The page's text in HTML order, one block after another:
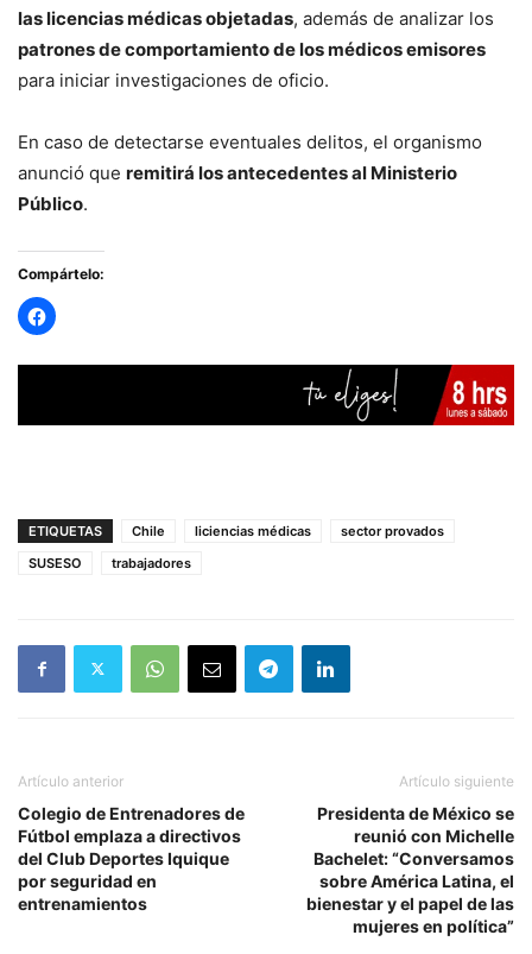
las licencias médicas objetadas, además de analizar los
patrones de comportamiento de los médicos emisores
para iniciar investigaciones de oficio.
En caso de detectarse eventuales delitos, el organismo
anunció que remitirá los antecedentes al Ministerio
Público.
Compártelo:
ETIQUETAS Chile liciencias médicas
sector provados
SUSESO
trabajadores
Artículo anterior
Colegio de Entrenadores de
Fútbol emplaza a directivos
del Club Deportes Iquique
por seguridad en
entrenamientos
Artículo siguiente
Presidenta de México se
reunió con Michelle
Bachelet: “Conversamos
sobre América Latina, el
bienestar y el papel de las
mujeres en política”